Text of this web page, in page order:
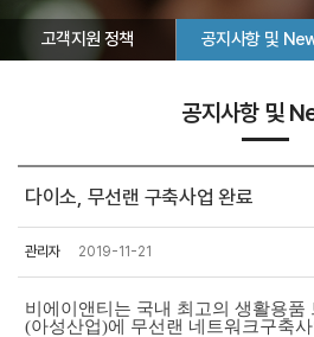
고객지원 정책 공지사항 및
공지사항 및
다이소, 무선랜 구축사업 완료
관리자 2019-11-21
비에이앤티는 국내 최고의 생활용품
(아성산업)에 무선랜 네트워크구축